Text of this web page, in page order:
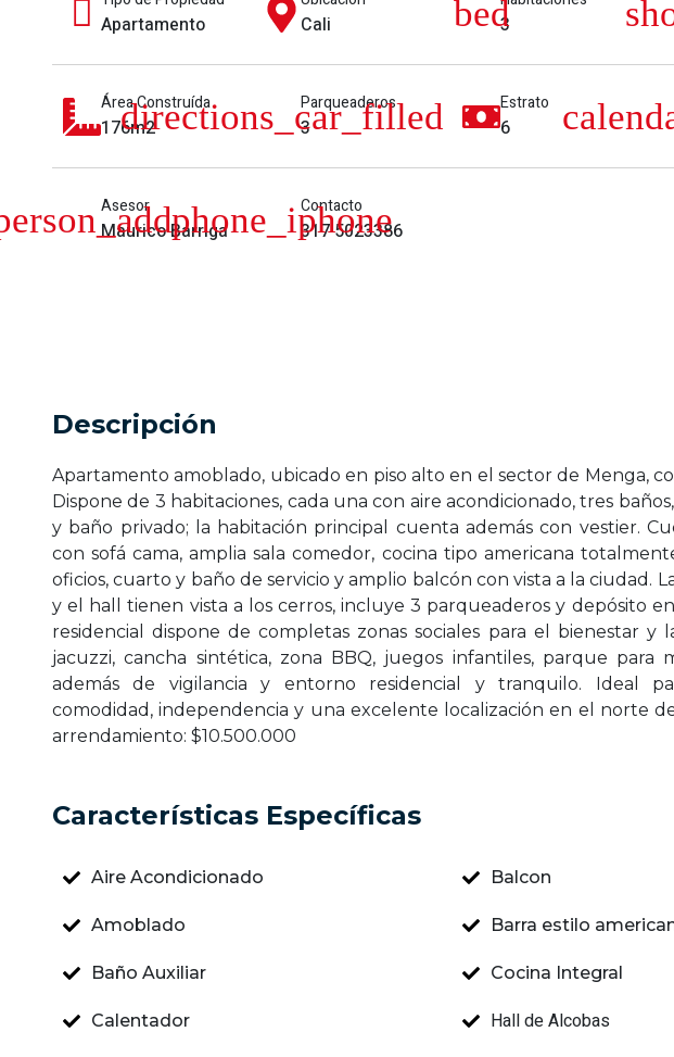
Apartamento Cali 3
Área Construída
176m2
Parqueaderos
3
Estrato
6
Asesor
Maurico Barriga
Contacto
317 5023386
Descripción
Apartamento amoblado, ubicado en piso alto en el sector de Menga,
Dispone de 3 habitaciones, cada una con aire acondicionado, tres
y baño privado; la habitación principal cuenta además con vestier.
con sofá cama, amplia sala comedor, cocina tipo americana
oficios, cuarto y baño de servicio y amplio balcón con vista a la ciudad.
y el hall tienen vista a los cerros, incluye 3 parqueaderos y depósito
residencial dispone de completas zonas sociales para el bienestar y
jacuzzi, cancha sintética, zona BBQ, juegos infantiles, parque para
además de vigilancia y entorno residencial y tranquilo. Ideal
comodidad, independencia y una excelente localización en el norte
arrendamiento: $10.500.000
Características Específicas
Aire Acondicionado
Amoblado
Baño Auxiliar
Calentador
Balcon
Barra estilo
Cocina Integral
Hall de Alcobas